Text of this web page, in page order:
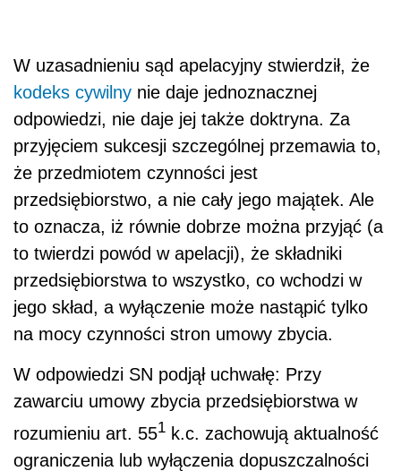
W uzasadnieniu sąd apelacyjny stwierdził, że
kodeks cywilny nie daje jednoznacznej
odpowiedzi, nie daje jej także doktryna. Za
przyjęciem sukcesji szczególnej przemawia to,
że przedmiotem czynności jest
przedsiębiorstwo, a nie cały jego majątek. Ale
to oznacza, iż równie dobrze można przyjąć (a
to twierdzi powód w apelacji), że składniki
przedsiębiorstwa to wszystko, co wchodzi w
jego skład, a wyłączenie może nastąpić tylko
na mocy czynności stron umowy zbycia.
W odpowiedzi SN podjął uchwałę: Przy
zawarciu umowy zbycia przedsiębiorstwa w
rozumieniu art. 551 k.c. zachowują aktualność
ograniczenia lub wyłączenia dopuszczalności